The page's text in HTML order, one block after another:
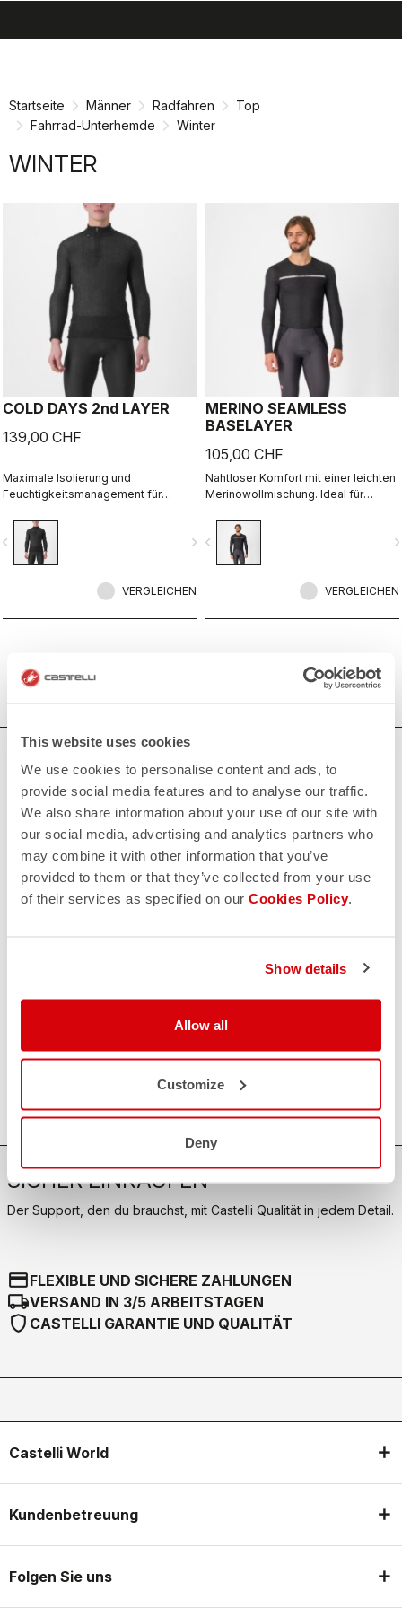
This website uses cookies
We use cookies to personalise content and ads, to
provide social media features and to analyse our traffic.
We also share information about your use of our site with
our social media, advertising and analytics partners who
may combine it with other information that you’ve
provided to them or that they’ve collected from your use
of their services as specified on our Cookies Policy.
Show details
Allow all
Customize
Deny
Startseite Männer Radfahren
Top
Fahrrad-Unterhemde
Winter
WINTER
COLD DAYS 2nd LAYER
139,00 CHF
Maximale Isolierung und
Feuchtigkeitsmanagement für
Zwischenschicht zwischen
Baselayer und Jacke.
navigate_next
VERGLEICHEN
MERINO SEAMLESS
BASELAYER
105,00 CHF
Nahtloser Komfort mit einer leichten
Merinowollmischung. Ideal für
Feuchtigkeitsmanagement an kalten
Tagen, damit Sie sich wohl fühlen.
navigate_before
VERGLEICHEN
BRAUCHEN SIE HILFE?
Wenn Sie Zweifel haben oder Unterstützung brauchen, keine
Sorge,wir sind für Sie da!
email
KONTAKT
Haben Sie eine Frage an uns?
innerhalb von 30 Tagen nach der Lieferung
quizHaben Sie noch weitere Fragen?
Kein Problem, wir haben alle Antworten!
SICHER EINKAUFEN
Der Support, den du brauchst, mit Castelli Qualität in jedem Detail.
credit_cardFLEXIBLE UND SICHERE ZAHLUNGEN
local_shippingVERSAND IN 3/5 ARBEITSTAGEN
shield CASTELLI GARANTIE UND QUALITÄT
Castelli World
Kundenbetreuung
Folgen Sie uns